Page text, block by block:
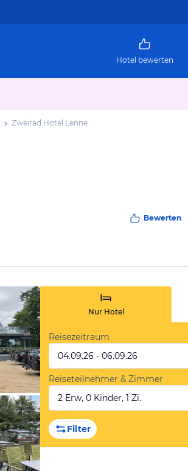
Hotel bewerten
Zweirad Hotel Lenne
Bewerten
Nur Hotel
Reisezeitraum
04.09.26 - 06.09.26
Reiseteilnehmer & Zimmer
2 Erw, 0 Kinder, 1 Zi.
Filter